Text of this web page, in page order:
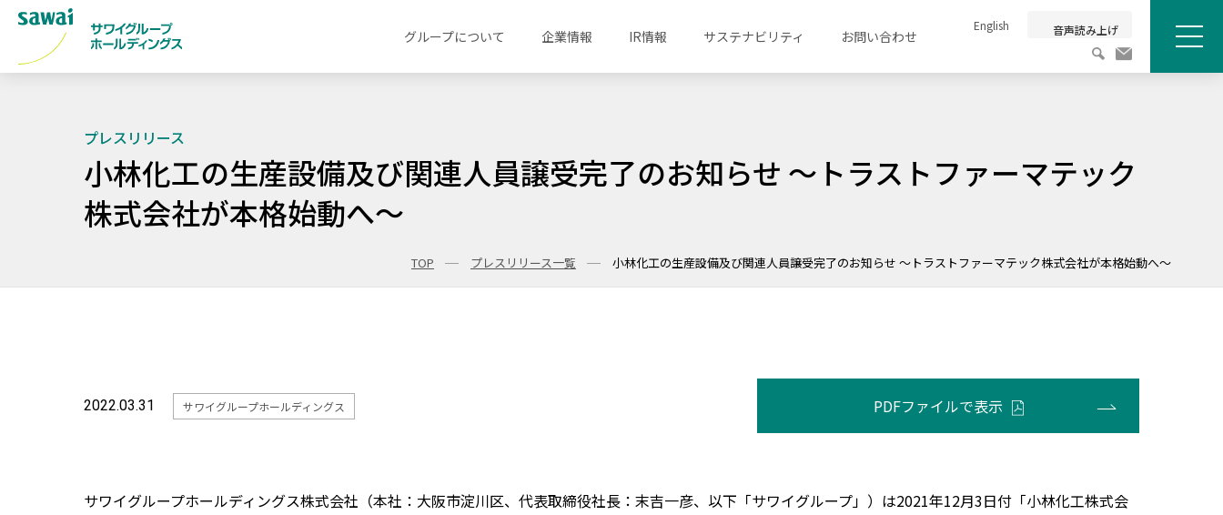
グループについて 企業情報 IR情報 サステナビリティ お問い合わせ
English 音声読み上げ
メニ
TOP プレスリリース一覧 小林化工の生産設備及び関連人員譲受完了のお知らせ ～トラストファーマテック株式会社が本格始動へ～
プレスリリース
小林化工の生産設備及び関連人員譲受完了のお知らせ ～トラストファーマテック
株式会社が本格始動へ～
2022.03.31 サワイグループホールディングス PDFファイルで表示
サワイグループホールディングス株式会社（本社：大阪市淀川区、代表取締役社長：末吉一彦、以下「サワイグループ」）は2021年12月3日付「小林化工株式会